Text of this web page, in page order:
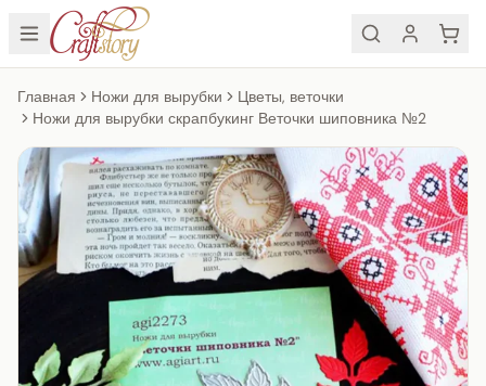
Главная Ножи для вырубки
Цветы, веточки
Ножи для вырубки скрапбукинг Веточки шиповника №2